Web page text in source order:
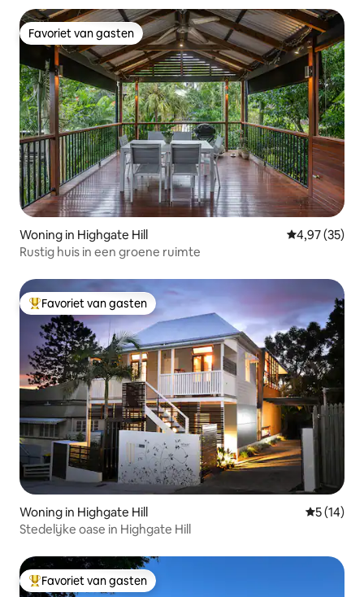
Favoriet van gasten
Favoriet van gasten
Woning in Highgate Hill Gemiddelde
4,97 (35)
Rustig huis in een groene ruimte
Topfavoriet van gasten
Favoriet van gasten
Woning in Highgate Hill
5 (14)
Stedelijke oase in Highgate Hill
Topfavoriet van gasten
Favoriet van gasten